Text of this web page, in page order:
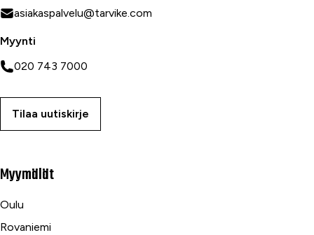
asiakaspalvelu@tarvike.com
Myynti
020 743 7000
Tilaa uutiskirje
Myymälät
Oulu
Rovaniemi